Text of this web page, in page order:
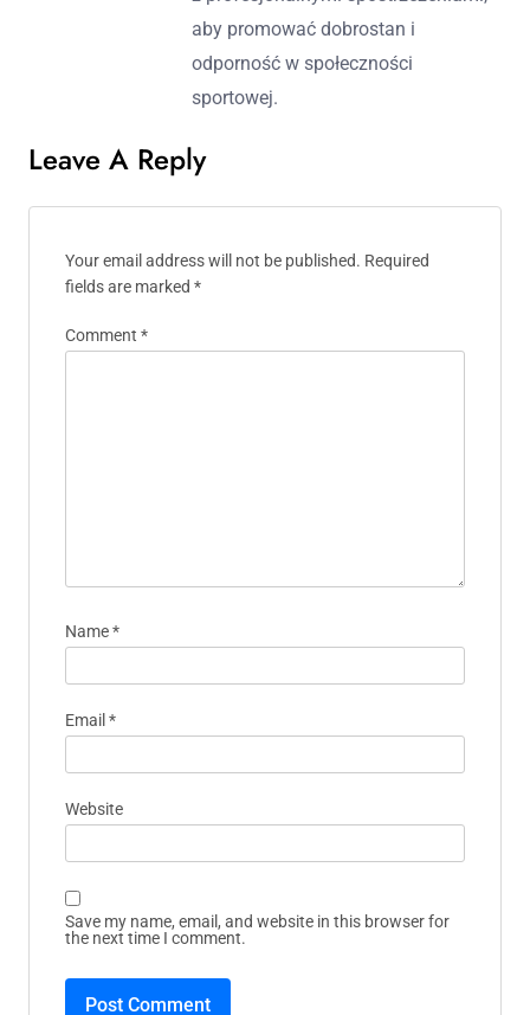
aby promować dobrostan i
odporność w społeczności
sportowej.
Leave A Reply
Your email address will not be published. Required
fields are marked *
Comment *
Name*
Email *
Website
Save my name, email, and website in this browser for
the next time I comment.